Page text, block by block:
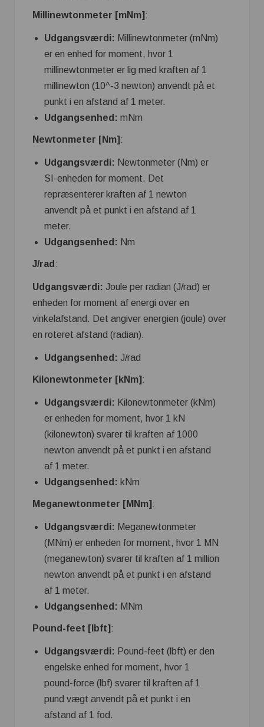
Millinewtonmeter [mNm] :
Udgangsværdi: Millinewtonmeter (mNm)
er en enhed for moment, hvor 1
millinewtonmeter er lig med kraften af ​​1
millinewton (10^-3 newton) anvendt på et
punkt i en afstand af 1 meter.
Udgangsenhed: mNm
Newtonmeter [Nm] :
Udgangsværdi: Newtonmeter (Nm) er
SI-enheden for moment. Det
repræsenterer kraften af ​​1 newton
anvendt på et punkt i en afstand af 1
meter.
Udgangsenhed: Nm
J/rad :
Udgangsværdi: Joule per radian (J/rad) er
enheden for moment af energi over en
vinkelafstand. Det angiver energien (joule) over
en roteret afstand (radian).
Udgangsenhed: J/rad
Kilonewtonmeter [kNm] :
Udgangsværdi: Kilonewtonmeter (kNm)
er enheden for moment, hvor 1 kN
(kilonewton) svarer til kraften af ​​1000
newton anvendt på et punkt i en afstand
af 1 meter.
Udgangsenhed: kNm
Meganewtonmeter [MNm] :
Udgangsværdi: Meganewtonmeter
(MNm) er enheden for moment, hvor 1 MN
(meganewton) svarer til kraften af ​​1 million
newton anvendt på et punkt i en afstand
af 1 meter.
Udgangsenhed: MNm
Pound-feet [lbft] :
Udgangsværdi: Pound-feet (lbft) er den
engelske enhed for moment, hvor 1
pound-force (lbf) svarer til kraften af ​​1
pund vægt anvendt på et punkt i en
afstand af 1 fod.